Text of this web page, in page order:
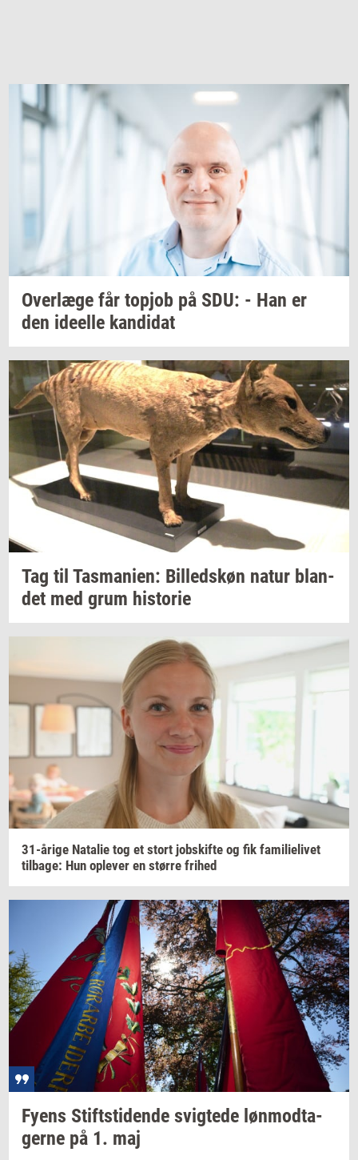
Over­læ­ge får topjob på SDU: - Han er
den ide­el­le kan­di­dat
Tag til Tas­ma­ni­en: Bil­leds­køn natur blan­
det med grum hi­sto­rie
31-​årige Na­ta­lie tog et stort jobs­kif­te og fik fa­mi­li­e­li­vet
til­ba­ge: Hun op­le­ver en stør­re fri­hed
Fyens Stift­s­ti­den­de svig­te­de løn­mod­ta­
ger­ne på 1. maj